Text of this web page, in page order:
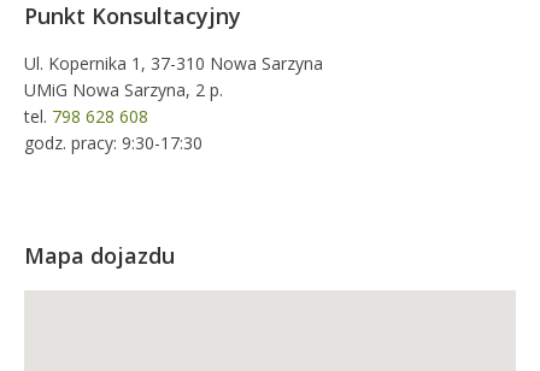
Punkt Konsultacyjny
Ul. Kopernika 1, 37-310 Nowa Sarzyna
UMiG Nowa Sarzyna, 2 p.
tel. 798 628 608
godz. pracy: 9:30-17:30
Mapa dojazdu